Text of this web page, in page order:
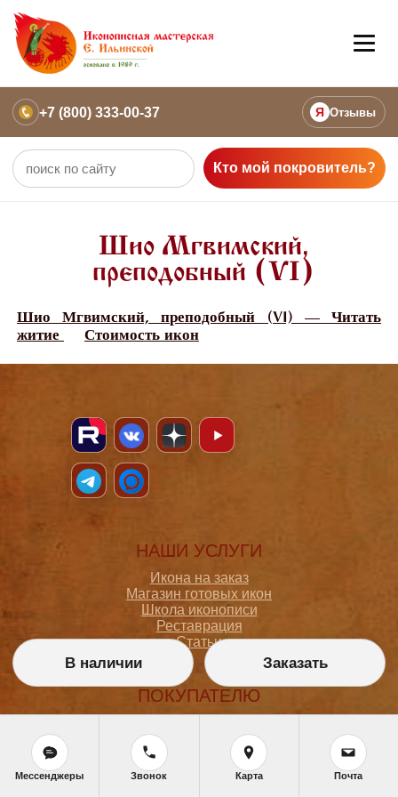
+7 (800) 333-00-37 Я Отзывы
Кто мой покровитель?
Шио Мгвимский,
преподобный (VI)
Шио Мгвимский, преподобный (VI) — Читать
житие
Стоимость икон
НАШИ УСЛУГИ
Икона на заказ
Магазин готовых икон
Школа иконописи
Реставрация
Статьи
ПОКУПАТЕЛЮ
Как сделать заказ
Доставка и оплата
Политика конфиденциальности
В наличии Заказать
Мессенджеры Звонок Карта Почта